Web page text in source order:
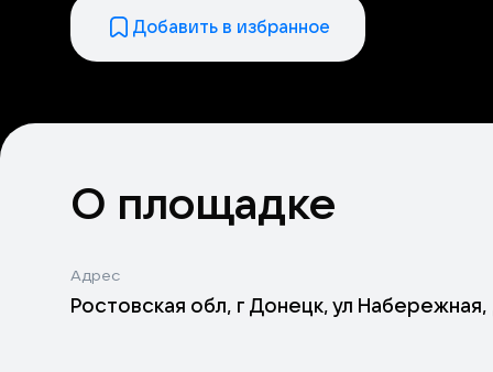
Добавить в избранное
О площадке
Адрес
Ростовская обл, г Донецк, ул Набережная,